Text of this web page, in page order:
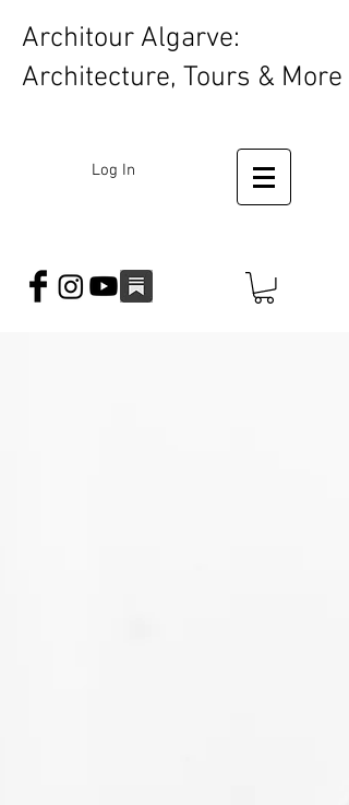
Architour Algarve:
Architecture, Tours & More
Log In